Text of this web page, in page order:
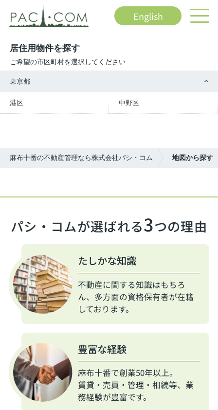
English
居住用物件を探す
ご希望の市区町村を選択してください
東京都
港区 中野区
麻布十番の不動産管理なら株式会社パシ・コム 地図から探す
パシ・コムが選ばれる3つの理由
たしかな知識
不動産に関する知識はもちろ
ん、多方面の資格保有者が在籍
しております。
豊富な経験
麻布十番で創業50年以上。
賃貸・売買・管理・相続等、業
務経験が豊富です。